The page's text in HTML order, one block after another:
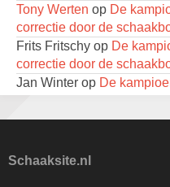
28 augustus 2026 · Assen
Keisnel Schaaktoernooi
29 augustus 2026 · Amersfoort
Kroeg & Loper Leiden
Tony Werten op De
correctie door de
Frits Fritschy op De
correctie door de
Jan Winter op De
Tony WertenopKNSB
Dimitri Reinderman
Schaaksite.nl